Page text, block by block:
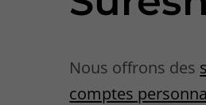
Nous offrons des
comptes